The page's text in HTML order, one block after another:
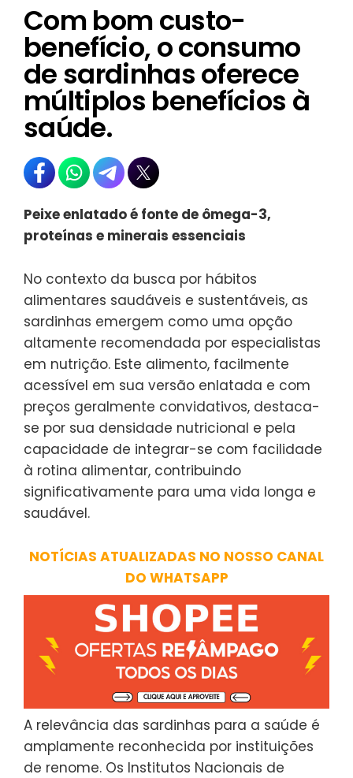
Com bom custo-
benefício, o consumo
de sardinhas oferece
múltiplos benefícios à
saúde.
Peixe enlatado é fonte de ômega-3,
proteínas e minerais essenciais
No contexto da busca por hábitos
alimentares saudáveis e sustentáveis, as
sardinhas emergem como uma opção
altamente recomendada por especialistas
em nutrição. Este alimento, facilmente
acessível em sua versão enlatada e com
preços geralmente convidativos, destaca-
se por sua densidade nutricional e pela
capacidade de integrar-se com facilidade
à rotina alimentar, contribuindo
significativamente para uma vida longa e
saudável.
NOTÍCIAS ATUALIZADAS NO NOSSO CANAL
DO WHATSAPP
A relevância das sardinhas para a saúde é
amplamente reconhecida por instituições
de renome. Os Institutos Nacionais de